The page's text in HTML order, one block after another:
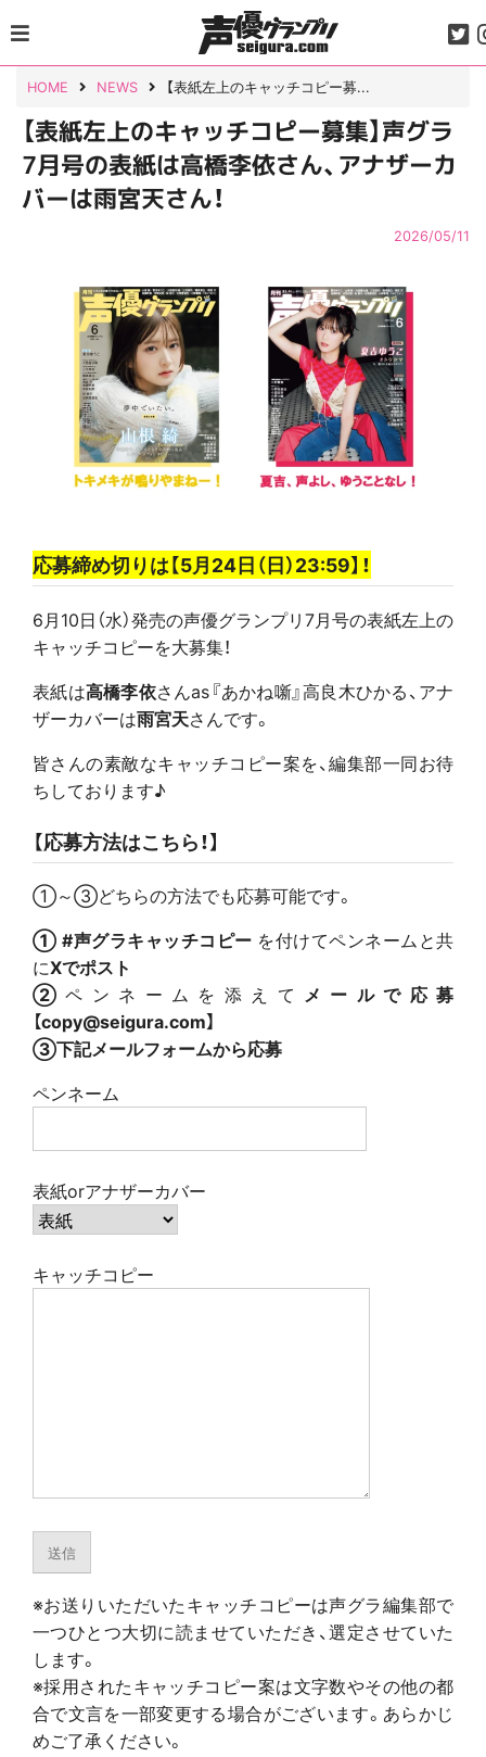
to
content
HOME NEWS 【表紙左上のキャッチコピー募...
【表紙左上のキャッチコピー募集】声グラ
7月号の表紙は高橋李依さん、アナザーカ
バーは雨宮天さん！
2026/05/11
応募締め切りは【5月24日（日）23:59】！
6月10日（水）発売の声優グランプリ7月号の表紙左上の
キャッチコピーを大募集！
表紙は高橋李依さんas『あかね噺』高良木ひかる、アナ
ザーカバーは雨宮天さんです。
皆さんの素敵なキャッチコピー案を、編集部一同お待
ちしております♪
【応募方法はこちら！】
①～③どちらの方法でも応募可能です。
① #声グラキャッチコピー を付けてペンネームと共
にXでポスト
②ペンネームを添えて メールで応募
【copy@seigura.com】
③下記メールフォームから応募
ペンネーム
表紙orアナザーカバー
キャッチコピー
※お送りいただいたキャッチコピーは声グラ編集部で
一つひとつ大切に読ませていただき、選定させていた
します。
※採用されたキャッチコピー案は文字数やその他の都
合で文言を一部変更する場合がございます。あらかじ
めご了承ください。